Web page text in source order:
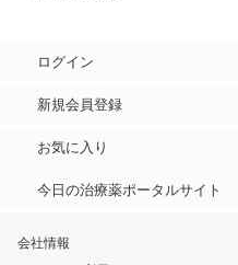
ログイン
新規会員登録
お気に入り
今日の治療薬ポータルサイト
会社情報